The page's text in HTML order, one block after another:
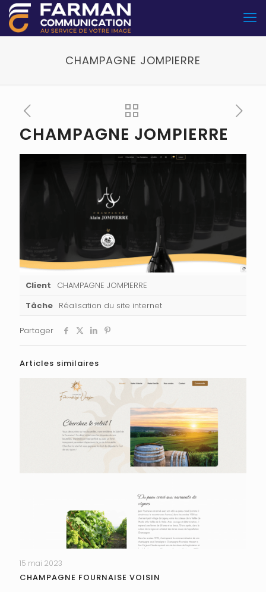
CHAMPAGNE JOMPIERRE
CHAMPAGNE JOMPIERRE
Client
CHAMPAGNE JOMPIERRE
Tâche Réalisation du site internet
Partager
Articles similaires
15 mai 2023
CHAMPAGNE FOURNAISE VOISIN